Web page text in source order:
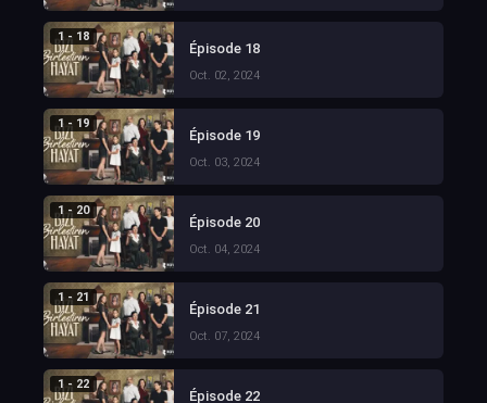
1 - 18
Épisode 18
Oct. 02, 2024
1 - 19
Épisode 19
Oct. 03, 2024
1 - 20
Épisode 20
Oct. 04, 2024
1 - 21
Épisode 21
Oct. 07, 2024
1 - 22
Épisode 22